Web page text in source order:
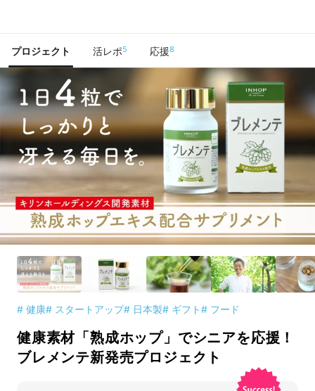
プロジェクト 活レポ5 応援8
# 健康# スタートアップ# 日本製# ギフト# フード
健康素材「熟成ホップ」でシニアを応援！
ブレメンテ新発売プロジェクト